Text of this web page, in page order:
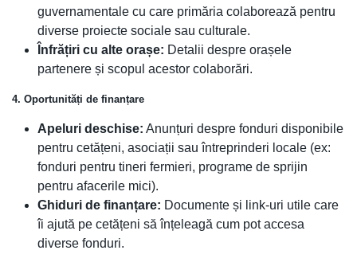
guvernamentale cu care primăria colaborează pentru
diverse proiecte sociale sau culturale.
Înfrățiri cu alte orașe: Detalii despre orașele
partenere și scopul acestor colaborări.
4. Oportunități de finanțare
Apeluri deschise: Anunțuri despre fonduri disponibile
pentru cetățeni, asociații sau întreprinderi locale (ex:
fonduri pentru tineri fermieri, programe de sprijin
pentru afacerile mici).
Ghiduri de finanțare: Documente și link-uri utile care
îi ajută pe cetățeni să înțeleagă cum pot accesa
diverse fonduri.